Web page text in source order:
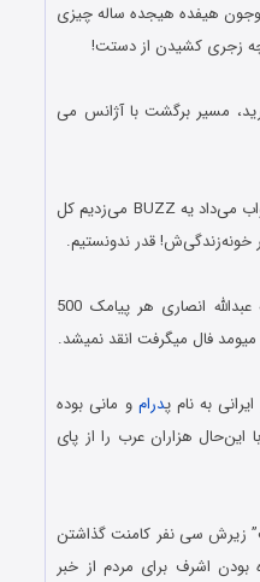
هیفده هیجده ساله چیزی
چه زجری کشیدن از دستت!
مسیر برگشت با آژانس می
13. زمان یاهو مسنجر طرف دیر جواب می‌داد یه BUZZ می‌زدیم کل
قدر ندونستیم.
14. اس ام اس اومده فال خواجه عبدالله انصاری هر پیامک 500
فال میگرفت انقد نمیشد.
درام و مانی بوده
این‌حال هزاران عرب را از پای
زیرش سی نفر کامنت گذاشتن
بودن اشرف برای مردم از خبر